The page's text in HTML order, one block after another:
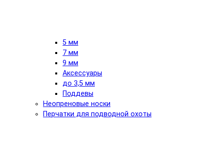
5 мм
7 мм
9 мм
Аксессуары
до 3,5 мм
Поддевы
Неопреновые носки
Перчатки для подводной охоты